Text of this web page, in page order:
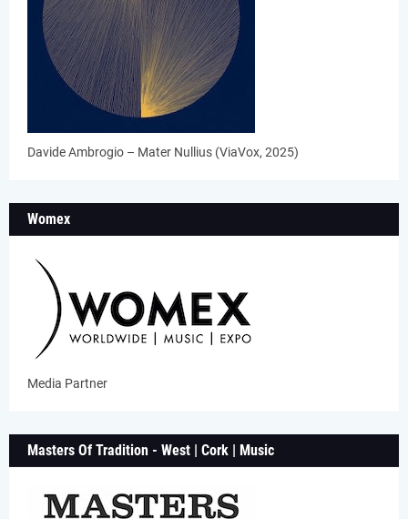
Davide Ambrogio – Mater Nullius (ViaVox, 2025)
Womex
Media Partner
Masters Of Tradition - West | Cork | Music